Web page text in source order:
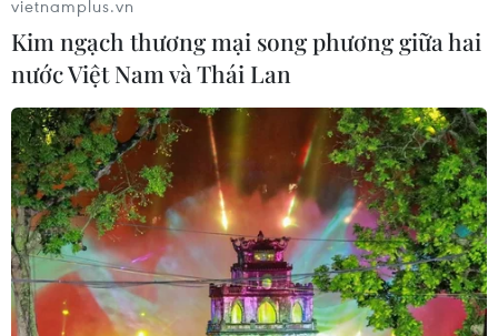
Thảo Nguyên (Vietnam+)
vietnamplus.vn
Kim ngạch thương mại song phương giữa hai
nước Việt Nam và Thái Lan